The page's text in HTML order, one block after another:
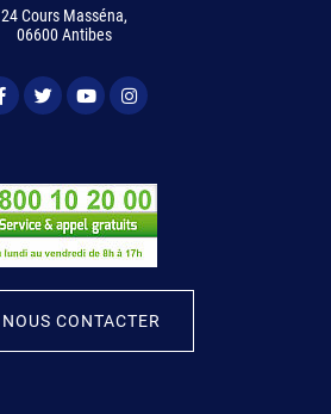
24 Cours Masséna,
06600 Antibes
NOUS CONTACTER